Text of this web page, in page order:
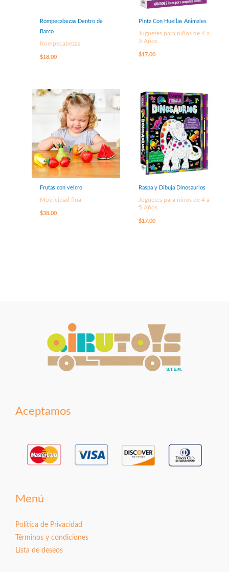
Rompecabezas Dentro de
Barco
Rompecabezas
$18.00
Pinta Con Huellas Animales
Juguetes para niños de 4 a
5 Años
$17.00
Frutas con velcro
Motricidad fina
$38.00
Raspa y Dibuja Dinosaurios
Juguetes para niños de 4 a
5 Años
$17.00
Aceptamos
Menú
Política de Privacidad
Términos y condiciones
Lista de deseos